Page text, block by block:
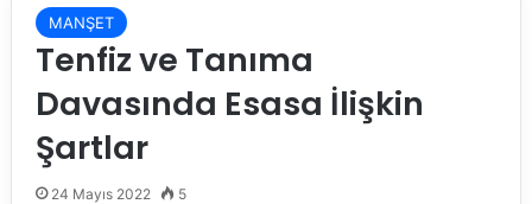
MANŞET
Tenfiz ve Tanıma
Davasında Esasa İlişkin
Şartlar
24 Mayıs 2022 5